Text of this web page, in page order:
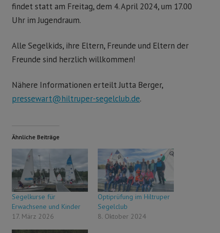
findet statt am Freitag, dem 4. April 2024, um 17.00
Uhr im Jugendraum.
Alle Segelkids, ihre Eltern, Freunde und Eltern der
Freunde sind herzlich willkommen!
Nähere Informationen erteilt Jutta Berger,
pressewart@hiltruper-segelclub.de.
Ähnliche Beiträge
Segelkurse für
Erwachsene und Kinder
17. März 2026
Optiprüfung im Hiltruper
Segelclub
8. Oktober 2024